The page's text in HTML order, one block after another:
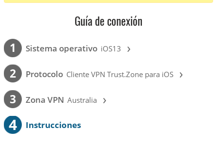
Guía de conexión
1 Sistema operativo iOS13 ›
2 Protocolo Cliente VPN Trust.Zone para iOS ›
3 Zona VPN Australia ›
4 Instrucciones